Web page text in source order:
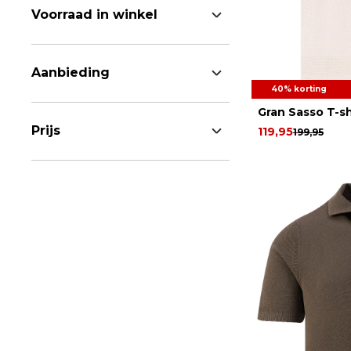
Voorraad in winkel
Aanbieding
Prijs
40% korting
Gran Sasso T-
199,95
119,95